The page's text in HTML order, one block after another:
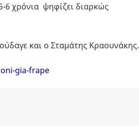
6 χρόνια ψηφίζει διαρκώς
και ο Σταμάτης Κραουνάκης.
gia-frape